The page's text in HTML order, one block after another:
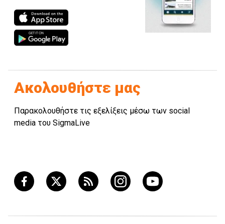
Ακολουθήστε μας
Παρακολουθήστε τις εξελίξεις μέσω των social
media του SigmaLive